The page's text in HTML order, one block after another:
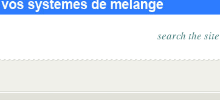
search the site